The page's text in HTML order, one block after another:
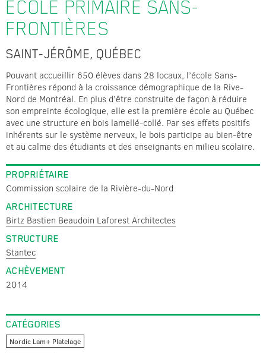
ÉCOLE PRIMAIRE SANS-
FRONTIÈRES
SAINT-JÉRÔME, QUÉBEC
Pouvant accueillir 650 élèves dans 28 locaux, l’école Sans-
Frontières répond à la croissance démographique de la Rive-
Nord de Montréal. En plus d’être construite de façon à réduire
son empreinte écologique, elle est la première école au Québec
avec une structure en bois lamellé-collé. Par ses effets positifs
inhérents sur le système nerveux, le bois participe au bien-être
et au calme des étudiants et des enseignants en milieu scolaire.
PROPRIÉTAIRE
Commission scolaire de la Rivière-du-Nord
ARCHITECTURE
Birtz Bastien Beaudoin Laforest Architectes
STRUCTURE
Stantec
ACHÈVEMENT
2014
CATÉGORIES
Nordic Lam+ Platelage